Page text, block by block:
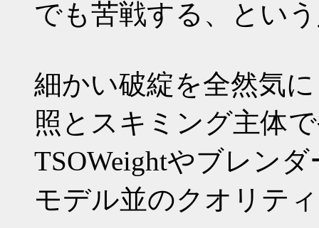
でも苦戦する、とい
細かい破綻を全然気
照とスキミング主体
TSOWeightやブレン
モデル並のクオリテ